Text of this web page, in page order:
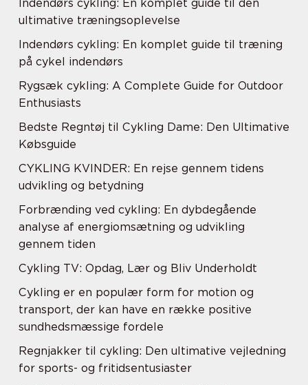
Indendørs cykling: En komplet guide til den
ultimative træningsoplevelse
Indendørs cykling: En komplet guide til træning
på cykel indendørs
Rygsæk cykling: A Complete Guide for Outdoor
Enthusiasts
Bedste Regntøj til Cykling Dame: Den Ultimative
Købsguide
CYKLING KVINDER: En rejse gennem tidens
udvikling og betydning
Forbrænding ved cykling: En dybdegående
analyse af energiomsætning og udvikling
gennem tiden
Cykling TV: Opdag, Lær og Bliv Underholdt
Cykling er en populær form for motion og
transport, der kan have en række positive
sundhedsmæssige fordele
Regnjakker til cykling: Den ultimative vejledning
for sports- og fritidsentusiaster